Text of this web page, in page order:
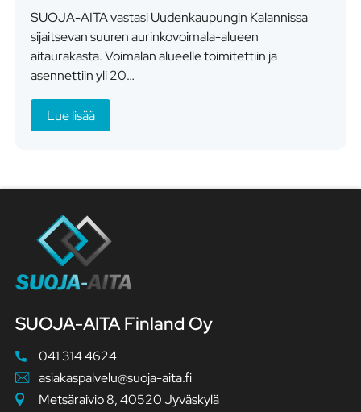
SUOJA-AITA vastasi Uudenkaupungin Kalannissa
sijaitsevan suuren aurinkovoimala-alueen
aitaurakasta. Voimalan alueelle toimitettiin ja
asennettiin yli 20…
Lue lisää
SUOJA-AITA Finland Oy
041 314 4624
asiakaspalvelu@suoja-aita.fi
Metsäraivio 8, 40520 Jyväskylä